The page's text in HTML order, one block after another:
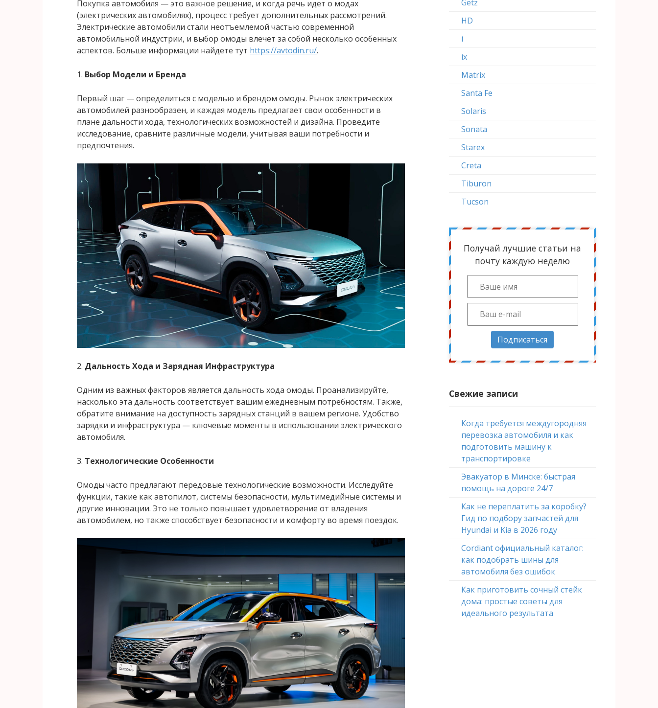
Покупка автомобиля — это важное решение, и когда речь идет о модах
(электрических автомобилях), процесс требует дополнительных рассмотрений.
Электрические автомобили стали неотъемлемой частью современной
автомобильной индустрии, и выбор омоды влечет за собой несколько особенных
аспектов. Больше информации найдете тут https://avtodin.ru/.
1. Выбор Модели и Бренда
Первый шаг — определиться с моделью и брендом омоды. Рынок электрических
автомобилей разнообразен, и каждая модель предлагает свои особенности в
плане дальности хода, технологических возможностей и дизайна. Проведите
исследование, сравните различные модели, учитывая ваши потребности и
предпочтения.
2. Дальность Хода и Зарядная Инфраструктура
Одним из важных факторов является дальность хода омоды. Проанализируйте,
насколько эта дальность соответствует вашим ежедневным потребностям. Также,
обратите внимание на доступность зарядных станций в вашем регионе. Удобство
зарядки и инфраструктура — ключевые моменты в использовании электрического
автомобиля.
3. Технологические Особенности
Омоды часто предлагают передовые технологические возможности. Исследуйте
функции, такие как автопилот, системы безопасности, мультимедийные системы и
другие инновации. Это не только повышает удовлетворение от владения
автомобилем, но также способствует безопасности и комфорту во время поездок.
Getz
HD
i
ix
Matrix
Santa Fe
Solaris
Sonata
Starex
Creta
Tiburon
Tucson
Получай лучшие статьи на
почту каждую неделю
Подписаться
Свежие записи
Когда требуется междугородняя
перевозка автомобиля и как
подготовить машину к
транспортировке
Эвакуатор в Минске: быстрая
помощь на дороге 24/7
Как не переплатить за коробку?
Гид по подбору запчастей для
Hyundai и Kia в 2026 году
Cordiant официальный каталог:
как подобрать шины для
автомобиля без ошибок
Как приготовить сочный стейк
дома: простые советы для
идеального результата